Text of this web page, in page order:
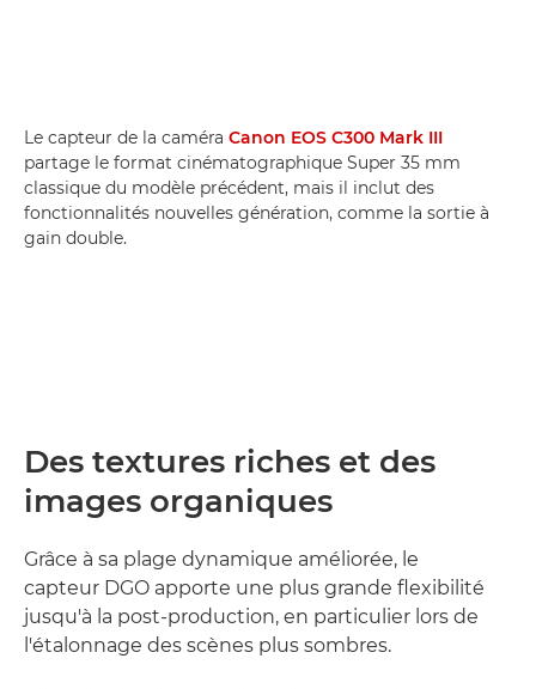
Le capteur de la caméra Canon EOS C300 Mark III
partage le format cinématographique Super 35 mm
classique du modèle précédent, mais il inclut des
fonctionnalités nouvelles génération, comme la sortie à
gain double.
Des textures riches et des
images organiques
Grâce à sa plage dynamique améliorée, le
capteur DGO apporte une plus grande flexibilité
jusqu'à la post-production, en particulier lors de
l'étalonnage des scènes plus sombres.